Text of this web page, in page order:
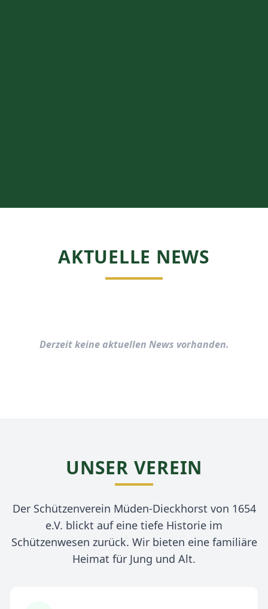
AKTUELLE NEWS
Derzeit keine aktuellen News vorhanden.
UNSER VEREIN
Der Schützenverein Müden-Dieckhorst von 1654
e.V. blickt auf eine tiefe Historie im
Schützenwesen zurück. Wir bieten eine familiäre
Heimat für Jung und Alt.